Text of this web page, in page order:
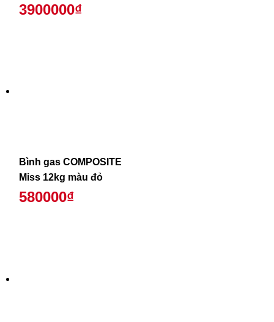
3900000₫
Bình gas COMPOSITE
Miss 12kg màu đỏ
580000₫